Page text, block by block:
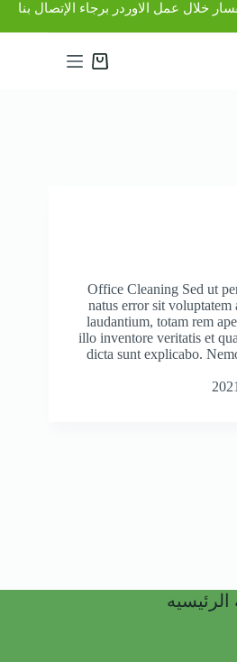
خلال عمل الاوردر برجاء الإتصال بنا
عربة
Office Cleaning Sed ut
natus error sit
laudantium, totam rem
illo inventore veritatis et
dicta sunt explicabo.
الرئيسيه